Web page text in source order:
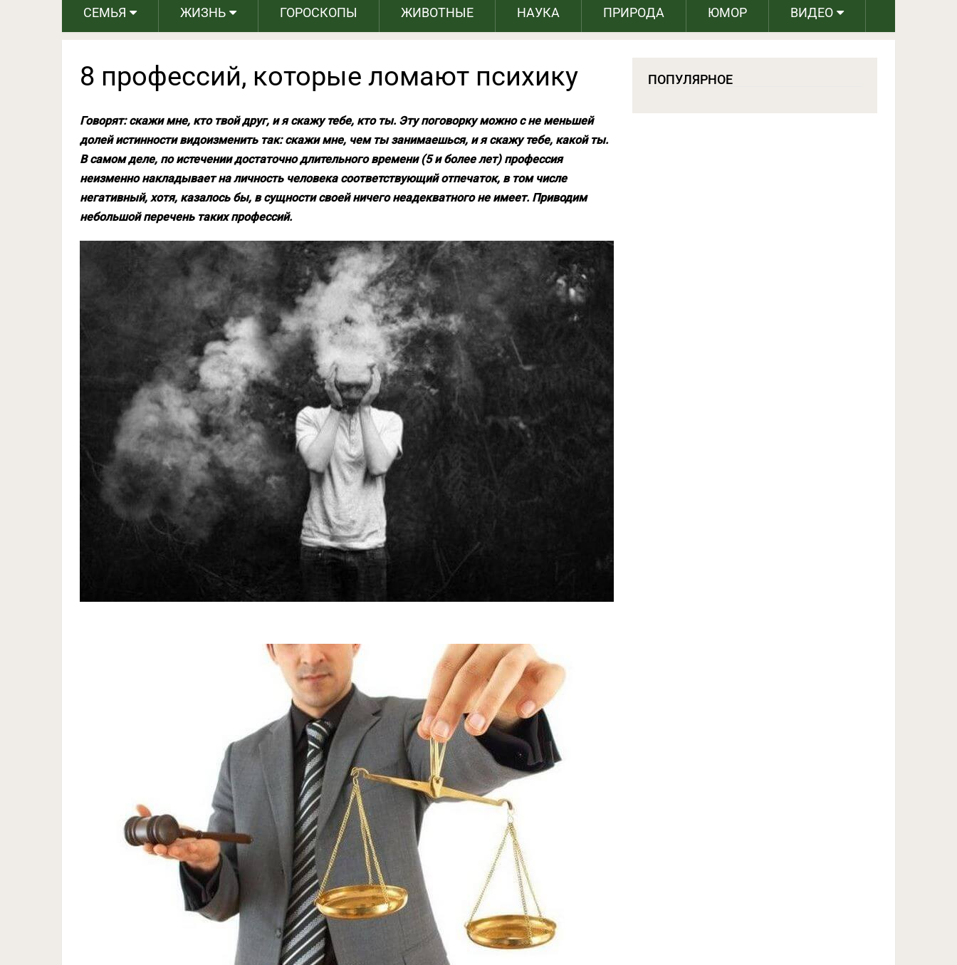
СЕМЬЯ ЖИЗНЬ ГОРОСКОПЫ ЖИВОТНЫЕ НАУКА ПРИРОДА ЮМОР ВИДЕО
8 профессий, которые ломают психику
Говорят: скажи мне, кто твой друг, и я скажу тебе, кто ты. Эту поговорку можно с не меньшей
долей истинности видоизменить так: скажи мне, чем ты занимаешься, и я скажу тебе, какой ты.
В самом деле, по истечении достаточно длительного времени (5 и более лет) профессия
неизменно накладывает на личность человека соответствующий отпечаток, в том числе
негативный, хотя, казалось бы, в сущности своей ничего неадекватного не имеет. Приводим
небольшой перечень таких профессий.
ПОПУЛЯРНОЕ